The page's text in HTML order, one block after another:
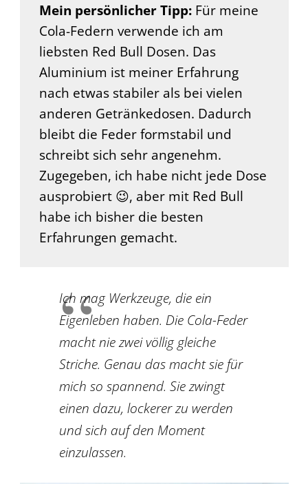
Mein persönlicher Tipp: Für meine
Cola-Federn verwende ich am
liebsten Red Bull Dosen. Das
Aluminium ist meiner Erfahrung
nach etwas stabiler als bei vielen
anderen Getränkedosen. Dadurch
bleibt die Feder formstabil und
schreibt sich sehr angenehm.
Zugegeben, ich habe nicht jede Dose
ausprobiert 😉, aber mit Red Bull
habe ich bisher die besten
Erfahrungen gemacht.
Ich mag Werkzeuge, die ein
Eigenleben haben. Die Cola-Feder
macht nie zwei völlig gleiche
Striche. Genau das macht sie für
mich so spannend. Sie zwingt
einen dazu, lockerer zu werden
und sich auf den Moment
einzulassen.